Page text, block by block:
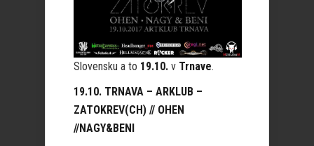
Slovensku a to 19.10. v Trnave.
19.10. TRNAVA – ARKLUB –
ZATOKREV(CH) // OHEN
//NAGY&BENI